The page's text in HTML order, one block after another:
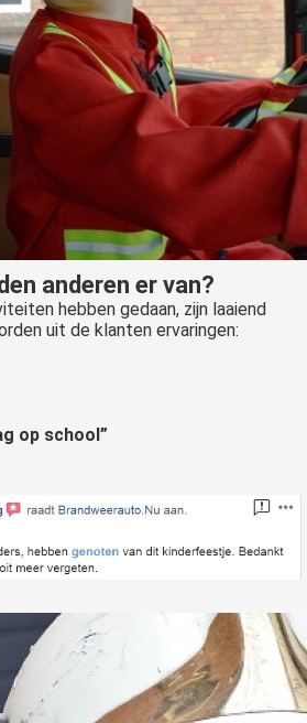
anderen er van?
hebben gedaan, zijn laaiend
uit de klanten ervaringen:
op school”